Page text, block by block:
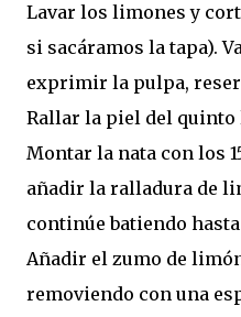
Lavar los limones y
si sacáramos la tapa).
exprimir la pulpa,
Rallar la piel del quinto
Montar la nata con los
añadir la ralladura de
continúe batiendo
Añadir el zumo de
removiendo con una